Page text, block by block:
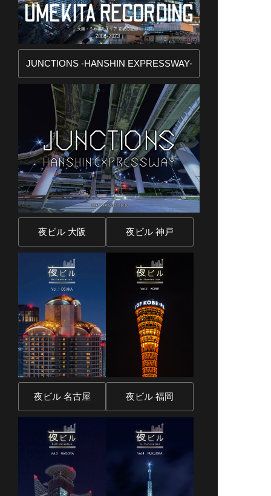
JUNCTIONS -HANSHIN EXPRESSWAY-
夜ビル 大阪 夜ビル 神戸
夜ビル 名古屋 夜ビル 福岡